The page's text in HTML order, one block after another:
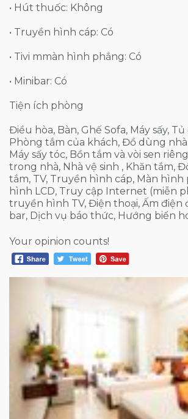
• Hút thuốc: Không
• Truyền hình cáp: Có
• Tivi mmàn hình phẳng: Có
• Minibar: Có
Tiện ích phòng
Điều hòa, Bàn, Ghế Sofa, Máy sấy,
Phòng tắm của khách, Đồ dùng
Máy sấy tóc, Bồn tắm và vòi sen
trong nhà, Nhà vệ sinh , Khăn tắm,
tắm, TV, Truyền hình cáp, Màn hình
hình LCD, Truy cập Internet (miễn
truyền hình TV, Điện thoại, Ấm điện
bar, Dịch vụ báo thức, Hướng biển
Your opinion counts!